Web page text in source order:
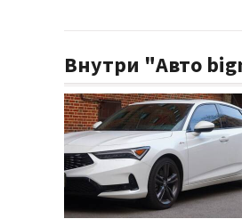
Внутри "Авто